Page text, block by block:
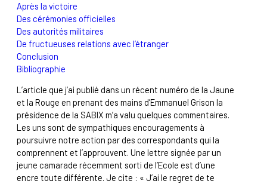
Après la victoire
Des cérémonies officielles
Des autorités militaires
De fructueuses relations avec l’étranger
Conclusion
Bibliographie
L’article que j’ai publié dans un récent numéro de la Jaune
et la Rouge en prenant des mains d’Emmanuel Grison la
présidence de la SABIX m’a valu quelques commentaires.
Les uns sont de sympathiques encouragements à
poursuivre notre action par des correspondants qui la
comprennent et l’approuvent. Une lettre signée par un
jeune camarade récemment sorti de l’Ecole est d’une
encre toute différente. Je cite : « J’ai le regret de te